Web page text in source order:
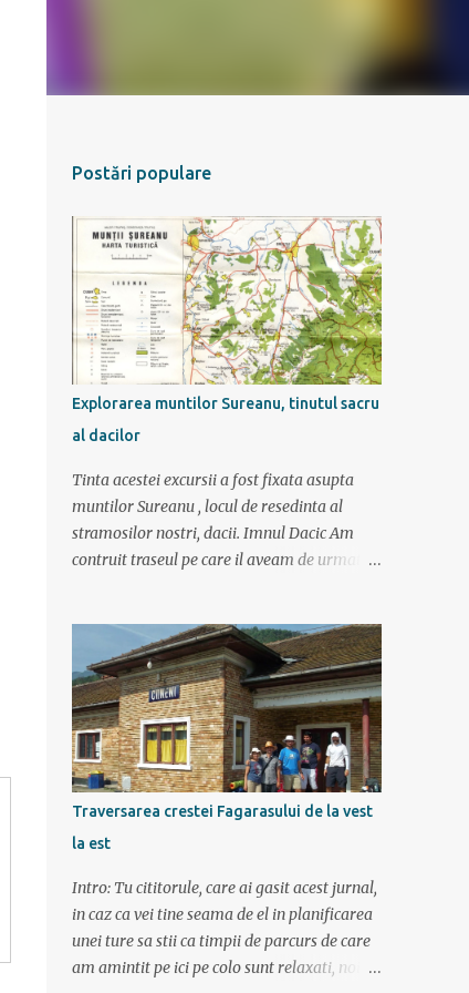
Postări populare
Explorarea muntilor Sureanu, tinutul sacru
al dacilor
Tinta acestei excursii a fost fixata asupta
muntilor Sureanu , locul de resedinta al
stramosilor nostri, dacii. Imnul Dacic Am
contruit traseul pe care il aveam de urmat
zile ca doar de aia e vacanta. Am plecat
sambata 30 iulie pe ruta Pitesti, Rm. Valcea,
Novaci, Ranca, Sebes, Orastie. Si cum se
putea sa plecam decat cu masina dacilor, ce-
i drept restilizata si imbunatatita, denumita
acum Dacia Logan. Ne-am inarmat cu 3-4
harti si cu un plan bine documentat de vreo
15 pagini (cine il vrea sa ridice mana sus). Am
inghesuit cu greu rucsacii, corturile, sacii de
dormit si mancarea in masina.
Traversarea crestei Fagarasului de la vest
la est
Intro: Tu cititorule, care ai gasit acest jurnal,
in caz ca vei tine seama de el in planificarea
unei ture sa stii ca timpii de parcurs de care
am amintit pe ici pe colo sunt relaxati, noi